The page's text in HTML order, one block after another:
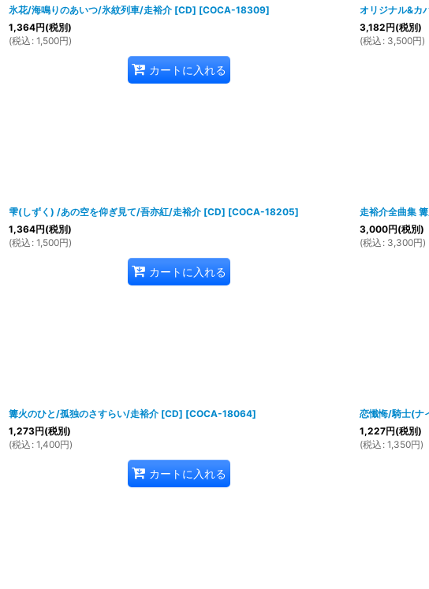
氷花/海鳴りのあいつ/氷紋列車/走裕介 [CD] [COCA-18309]
1,364円(税別)
(税込 : 1,500円)
カートに入れる
オリジナル&カ
3,182円(税別)
(税込 : 3,500円)
雫(しずく) /あの空を仰ぎ見て/吾亦紅/走裕介 [CD] [COCA-18205]
1,364円(税別)
(税込 : 1,500円)
カートに入れる
走裕介全曲集
3,000円(税別)
(税込 : 3,300円)
篝火のひと/孤独のさすらい/走裕介 [CD] [COCA-18064]
1,273円(税別)
(税込 : 1,400円)
カートに入れる
恋懺悔/騎士(ナ
1,227円(税別)
(税込 : 1,350円)